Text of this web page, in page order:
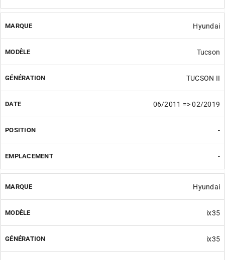
Hyundai
Tucson
TUCSON II
06/2011 => 02/2019
-
-
Hyundai
ix35
ix35